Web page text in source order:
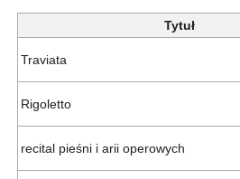
Tytuł
Traviata
Rigoletto
recital pieśni i arii operowych